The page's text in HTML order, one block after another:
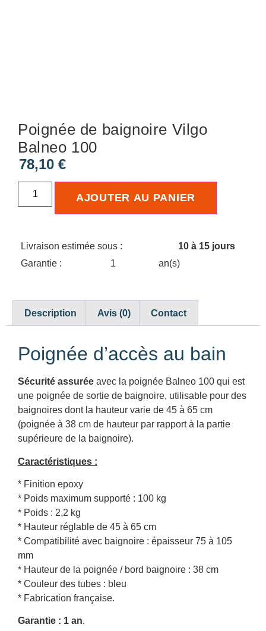
Poignée de baignoire Vilgo
Balneo 100
78,10 €
AJOUTER AU PANIER
Livraison estimée sous :
10 à 15 jours
Garantie :
1 an(s)
Description Avis (0) Contact
Poignée d’accès au bain
Sécurité assurée avec la poignée Balneo 100 qui est
une poignée de sortie de baignoire, utilisable pour des
baignoires dont la hauteur varie de 45 à 65 cm
(poignée à 38 cm de hauteur par rapport à la partie
supérieure de la baignoire).
Caractéristiques :
* Finition epoxy
* Poids maximum supporté : 100 kg
* Poids : 2,2 kg
* Hauteur réglable de 45 à 65 cm
* Compatibilité avec baignoire : épaisseur 75 à 105
mm
* Hauteur de la poignée / bord baignoire : 38 cm
* Couleur des tubes : bleu
* Fabrication française.
Garantie : 1 an.